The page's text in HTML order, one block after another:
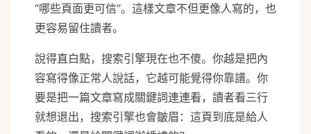
“哪些頁面更可信”。這樣文章不但更像人寫的，也
更容易留住讀者。
說得直白點，搜索引擎現在也不傻。你越是把內
容寫得像正常人說話，它越可能覺得你靠譜。你
要是把一篇文章寫成關鍵詞連連看，讀者看三行
就想退出，搜索引擎也會皺眉：這頁到底是給人